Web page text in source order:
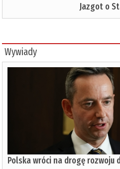
Jazgot o
Wywiady
Polska wróci na drogę rozwoju